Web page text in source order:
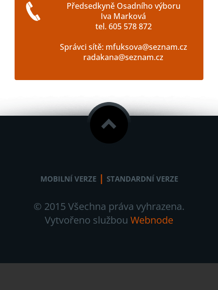
Předsedkyně Osadního výboru
Iva Marková
tel. 605 578 872
Správci sítě: mfuksova@seznam.cz
radakana@seznam.cz
MOBILNÍ VERZE | STANDARDNÍ VERZE
© 2015 Všechna práva vyhrazena.
Vytvořeno službou Webnode